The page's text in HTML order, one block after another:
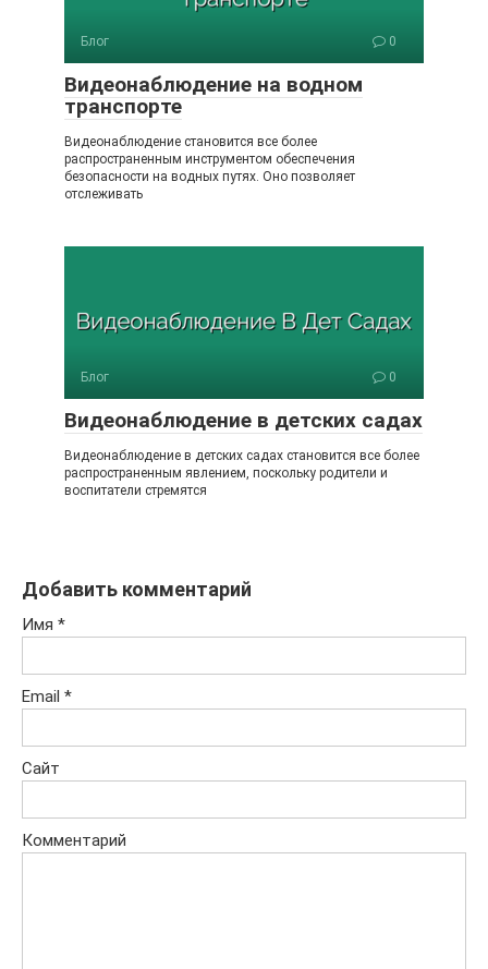
Блог 0
Видеонаблюдение на водном
транспорте
Видеонаблюдение становится все более
распространенным инструментом обеспечения
безопасности на водных путях. Оно позволяет
отслеживать
Блог 0
Видеонаблюдение в детских садах
Видеонаблюдение в детских садах становится все более
распространенным явлением, поскольку родители и
воспитатели стремятся
Добавить комментарий
Имя *
Email *
Сайт
Комментарий